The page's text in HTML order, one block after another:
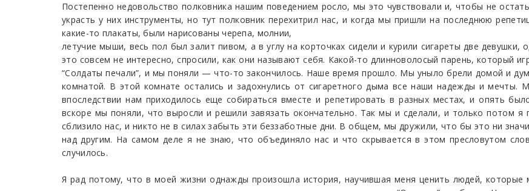
Постепенно недовольство полковника нашим поведением росло, мы это чувствовали и, чтобы не
украсть у них инструменты, но тут полковник перехитрил нас, и когда мы пришли на последнюю
какие-то плакаты, были нарисованы черепа, молнии,
летучие мыши, весь пол был залит пивом, а в углу на корточках сидели и курили сигареты две
это совсем не интересно, спросили, как они называют себя. Какой-то длинноволосый парень, который
“Солдаты печали”, и мы поняли — что-то закончилось. Наше время прошло. Мы уныло брели домой и
комнатой. В этой комнате остались и задохнулись от сигаретного дыма все наши надежды и мечты.
впоследствии нам приходилось еще собираться вместе и репетировать в разных местах, и опять
вскоре мы поняли, что выросли и решили завязать окончательно. Так мы и сделали, и только потом
сблизило нас, и никто не в силах забыть эти беззаботные дни. В общем, мы дружили, что бы это ни
над другим. На самом деле я не знаю, что объединяло нас и что скрывается в этом пресловутом
случилось.
Я рад потому, что в моей жизни однажды произошла история, научившая меня ценить людей, которые